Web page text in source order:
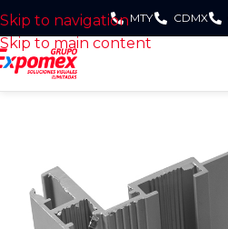
Skip to navigation
Skip to main content
MTY CDMX